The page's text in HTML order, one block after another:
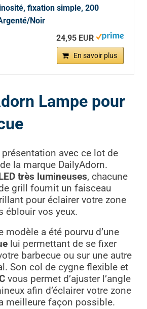
fixation simple, 200
Noir
24,95 EUR
En savoir plus
Lampe pour
avec ce lot de
la marque DailyAdorn.
très lumineuses, chacune
grill fournit un faisceau
pour éclairer votre zone
éblouir vos yeux.
modèle a été pourvu d’une
lui permettant de se fixer
barbecue ou sur une autre
Son col de cygne flexible et
vous permet d’ajuster l’angle
afin d’éclairer votre zone
meilleure façon possible.